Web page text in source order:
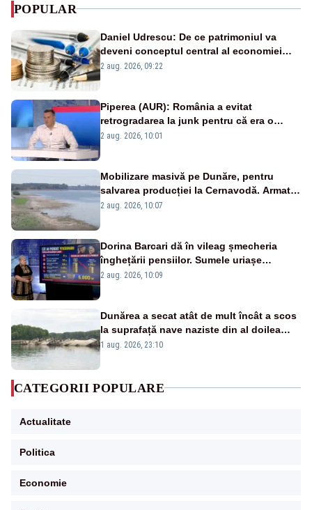
POPULAR
Daniel Udrescu: De ce patrimoniul va
deveni conceptul central al economiei
viitoare?
2 aug. 2026, 09:22
Piperea (AUR): România a evitat
retrogradarea la junk pentru că era o
catastrofă pentru bănci și fondurile de
2 aug. 2026, 10:01
Mobilizare masivă pe Dunăre, pentru
salvarea producției la Cernavodă. Armata
va detona o stâncă și va devia apa
2 aug. 2026, 10:07
Dorina Barcari dă în vileag șmecheria
înghețării pensiilor. Sumele uriașe
pierdute de fiecare român
2 aug. 2026, 10:09
Dunărea a secat atât de mult încât a scos
la suprafață nave naziste din al doilea
război mondial
1 aug. 2026, 23:10
CATEGORII POPULARE
Actualitate
Politica
Economie